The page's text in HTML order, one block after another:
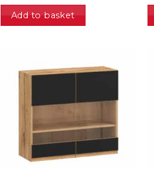
Add to basket